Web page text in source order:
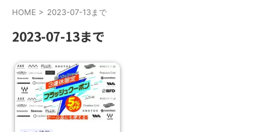
HOME > 2023-07-13まで
2023-07-13まで